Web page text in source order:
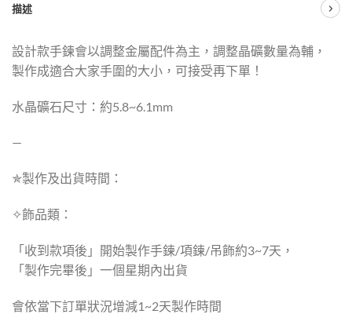
描述
設計款手鍊會以調整金屬配件為主，調整晶礦數量為輔，
製作成適合大家手圍的大小，可接受再下單！
水晶礦石尺寸：約5.8~6.1mm
—
✯製作及出貨時間：
✧飾品類：
「收到款項後」開始製作手鍊/項鍊/吊飾約3~7天，
「製作完畢後」一個星期內出貨
會依當下訂單狀況增減1~2天製作時間